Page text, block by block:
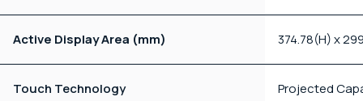
Active Display Area (mm) 374.78(H) x
Touch Technology Projected